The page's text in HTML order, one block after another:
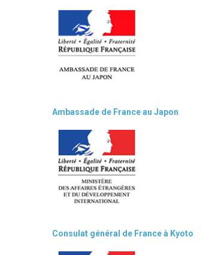
Ambassade de France au Japon
Consulat général de France à Kyoto